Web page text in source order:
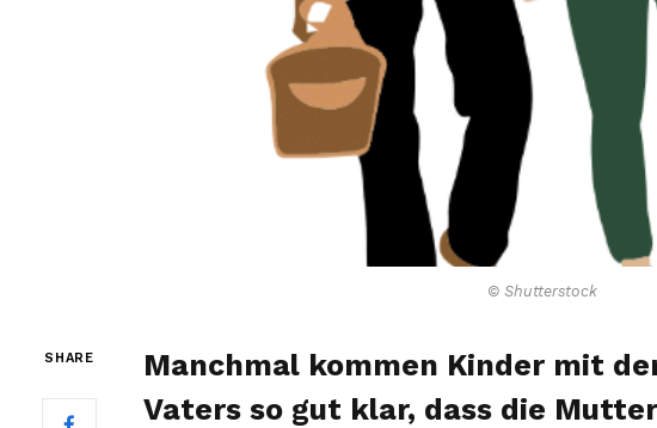
© Shutterstock
SHARE
Manchmal kommen Kinder mit
Vaters so gut klar, dass die